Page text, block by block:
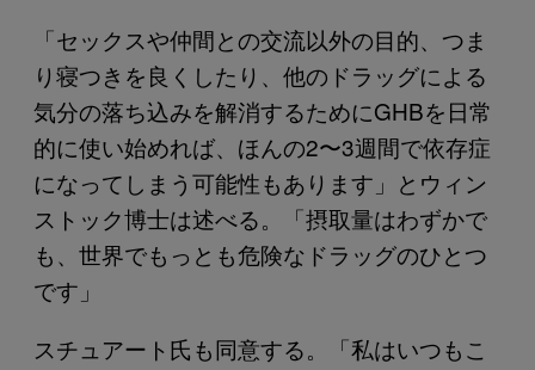
「セックスや仲間との交流以外の目的、つま
り寝つきを良くしたり、他のドラッグによる
気分の落ち込みを解消するためにGHBを日常
的に使い始めれば、ほんの2〜3週間で依存症
になってしまう可能性もあります」とウィン
ストック博士は述べる。「摂取量はわずかで
も、世界でもっとも危険なドラッグのひとつ
です」
スチュアート氏も同意する。「私はいつもこ